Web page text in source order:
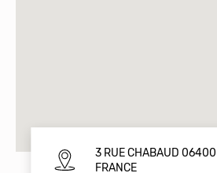
3 RUE CHABAUD 06400
FRANCE